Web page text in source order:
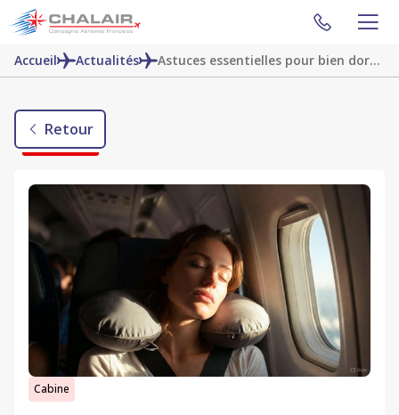
Accueil Actualités Astuces essentielles pour bien dormir à bord d’un avion régional
Retour
Cabine